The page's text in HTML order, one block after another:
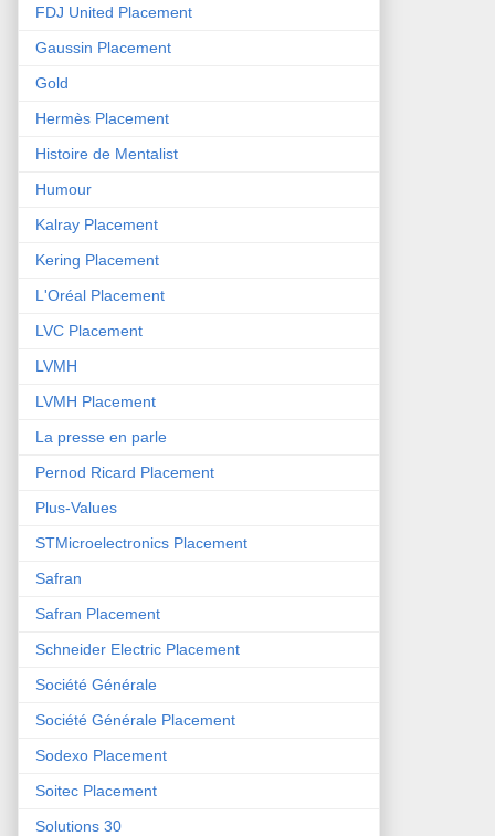
FDJ United Placement
Gaussin Placement
Gold
Hermès Placement
Histoire de Mentalist
Humour
Kalray Placement
Kering Placement
L'Oréal Placement
LVC Placement
LVMH
LVMH Placement
La presse en parle
Pernod Ricard Placement
Plus-Values
STMicroelectronics Placement
Safran
Safran Placement
Schneider Electric Placement
Société Générale
Société Générale Placement
Sodexo Placement
Soitec Placement
Solutions 30